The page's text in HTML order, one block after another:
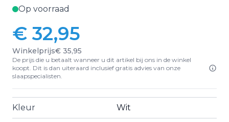
Op voorraad
€ 32,95
Winkelprijs€ 35,95
De prijs die u betaalt wanneer u dit artikel bij ons in de winkel
koopt. Dit is dan uiteraard inclusief gratis advies van onze
slaapspecialisten.
Kleur Wit